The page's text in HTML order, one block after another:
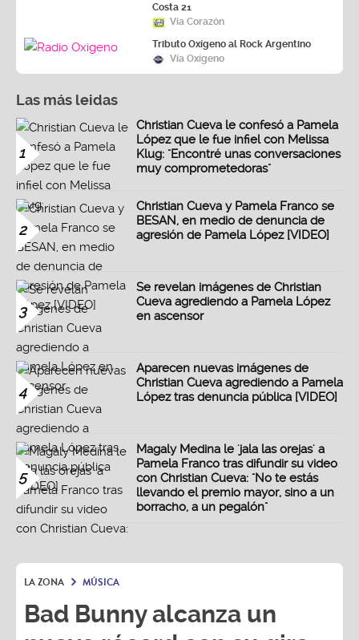
Costa 21
Vía Corazón
Tributo Oxígeno al Rock Argentino
Vía Oxígeno
Las más leidas
1
Christian Cueva le confesó a Pamela
López que le fue infiel con Melissa
Klug: "Encontré unas conversaciones
muy comprometedoras"
2
Christian Cueva y Pamela Franco se
BESAN, en medio de denuncia de
agresión de Pamela López [VIDEO]
3
Se revelan imágenes de Christian
Cueva agrediendo a Pamela López
en ascensor
4
Aparecen nuevas imágenes de
Christian Cueva agrediendo a Pamela
López tras denuncia pública [VIDEO]
5
Magaly Medina le 'jala las orejas' a
Pamela Franco tras difundir su video
con Christian Cueva: "No te estás
llevando el premio mayor, sino a un
borracho, a un pegalón"
LA ZONA MÚSICA
Bad Bunny alcanza un